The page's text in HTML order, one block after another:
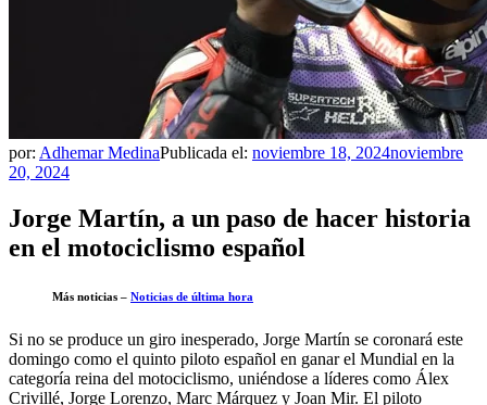
por: Adhemar MedinaPublicada el: noviembre 18, 2024noviembre
20, 2024
Jorge Martín, a un paso de hacer historia
en el motociclismo español
Más noticias – Noticias de última hora
Si no se produce un giro inesperado, Jorge Martín se coronará este
domingo como el quinto piloto español en ganar el Mundial en la
categoría reina del motociclismo, uniéndose a líderes como Álex
Crivillé, Jorge Lorenzo, Marc Márquez y Joan Mir. El piloto